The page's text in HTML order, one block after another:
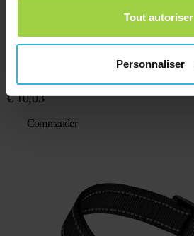
Tout autoriser
Personnaliser
€10,03
Commander